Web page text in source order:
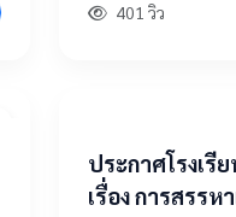
ละเอียด / เอกสารแน
401 วิว
ประกาศโรงเ
เรื่อง การสรร